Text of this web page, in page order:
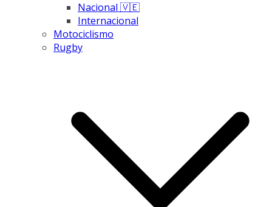
Nacional 🇻🇪
Internacional
Motociclismo
Rugby